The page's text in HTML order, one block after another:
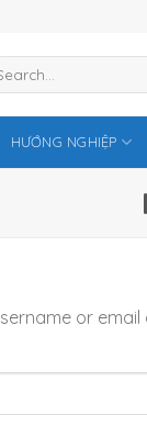
HƯỚNG NGHIỆP
or